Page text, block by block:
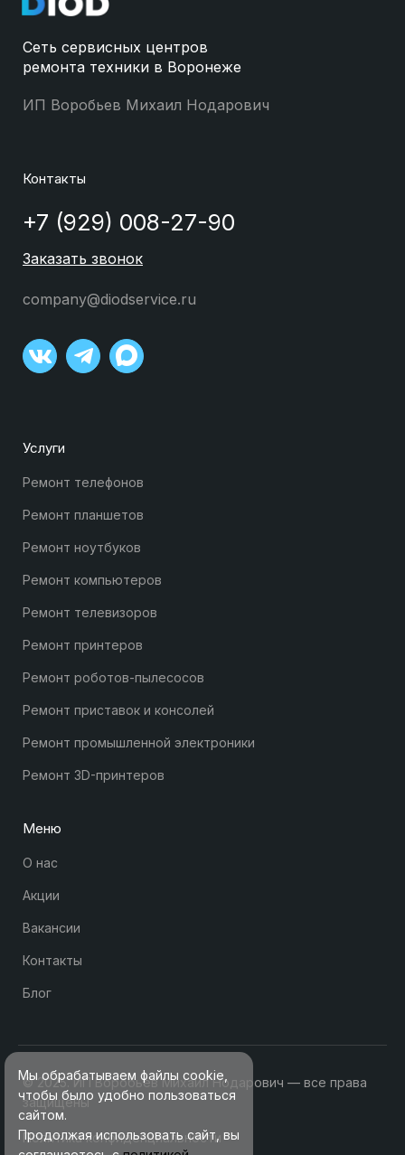
Сеть сервисных центров
ремонта техники в Воронеже
ИП Воробьев Михаил Нодарович
Контакты
+7 (929) 008-27-90
Заказать звонок
company@diodservice.ru
Услуги
Ремонт телефонов
Ремонт планшетов
Ремонт ноутбуков
Ремонт компьютеров
Ремонт телевизоров
Ремонт принтеров
Ремонт роботов-пылесосов
Ремонт приставок и консолей
Ремонт промышленной электроники
Ремонт 3D-принтеров
Меню
О нас
Акции
Вакансии
Контакты
Блог
© 2025. ИП Воробьев Михаил Нодарович — все права
защищены
Политика конфиденциальности
Мы обрабатываем файлы cookie,
чтобы было удобно пользоваться
сайтом.
Продолжая использовать сайт, вы